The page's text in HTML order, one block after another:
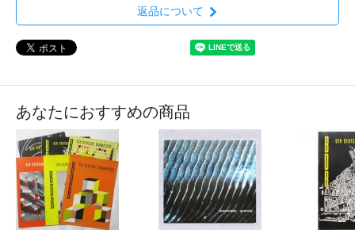
返品について
あなたにおすすめの商品